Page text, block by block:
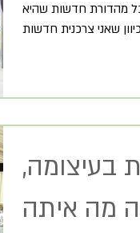
מהדורת חדשות שהיא
בעיצומה,